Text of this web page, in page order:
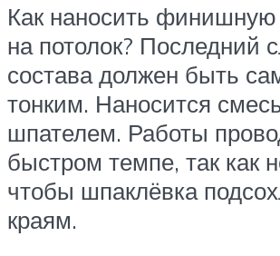
Как наносить
на потолок? Последний
состава должен быть
тонким. Наносится
шпателем. Работы
быстром темпе, так как
чтобы шпаклёвка
краям.